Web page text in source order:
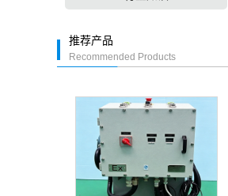
推荐产品
Recommended Products